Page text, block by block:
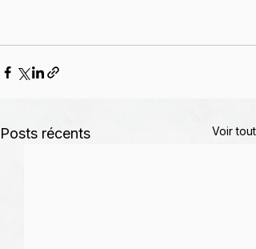
Posts récents Voir tout